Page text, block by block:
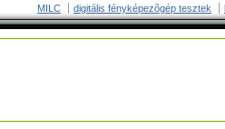
MILC digitális fényképezõgép tesztek